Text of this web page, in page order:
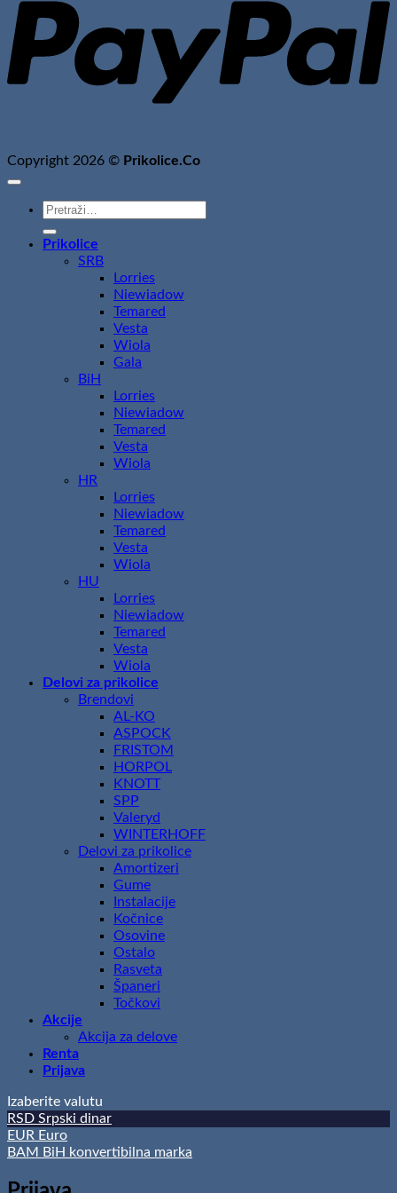
Copyright 2026 © Prikolice.Co
Pretraži:
Prikolice
SRB
Lorries
Niewiadow
Temared
Vesta
Wiola
Gala
BiH
Lorries
Niewiadow
Temared
Vesta
Wiola
HR
Lorries
Niewiadow
Temared
Vesta
Wiola
HU
Lorries
Niewiadow
Temared
Vesta
Wiola
Delovi za prikolice
Brendovi
AL-KO
ASPOCK
FRISTOM
HORPOL
KNOTT
SPP
Valeryd
WINTERHOFF
Delovi za prikolice
Amortizeri
Gume
Instalacije
Kočnice
Osovine
Ostalo
Rasveta
Španeri
Točkovi
Akcije
Akcija za delove
Renta
Prijava
Izaberite valutu
RSD Srpski dinar
EUR Euro
BAM
BiH konvertibilna marka